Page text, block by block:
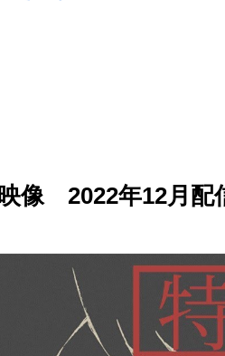
像 2022年12月配